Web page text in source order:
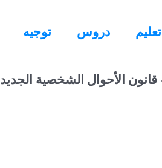
تعليم دروس توجيه
قانون الأحوال الشخصية الجديد 2023 الاماراتي pdf